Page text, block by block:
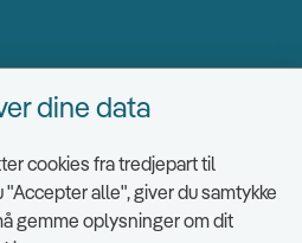
dine data
cookies fra tredjepart til
alle", giver du samtykke
gemme oplysninger om dit